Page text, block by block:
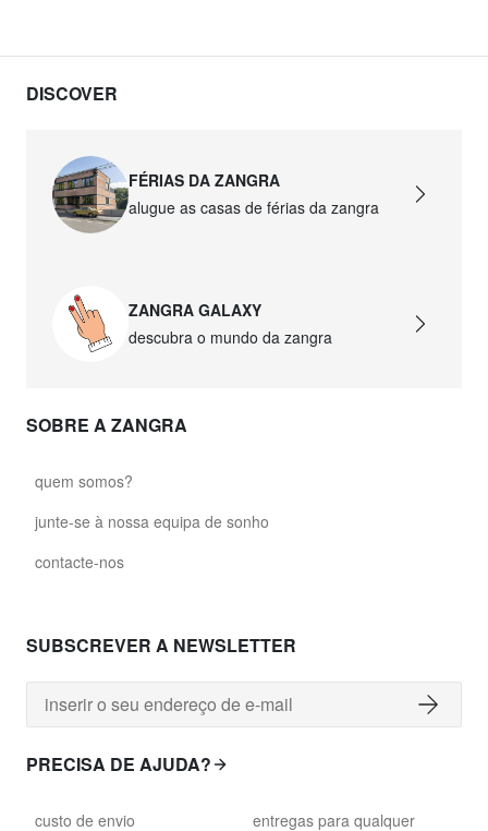
DISCOVER
FÉRIAS DA ZANGRA
alugue as casas de férias da zangra
ZANGRA GALAXY
descubra o mundo da zangra
SOBRE A ZANGRA
quem somos?
junte-se à nossa equipa de sonho
contacte-nos
SUBSCREVER A NEWSLETTER
PRECISA DE AJUDA?
custo de envio entregas para qualquer